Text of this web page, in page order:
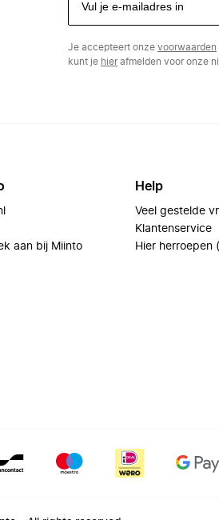
Je accepteert onze voorwaarden
kunt je hierafmelden voor onze
aan bij Miinto
Help
Veel gestelde
Klantenservice
Hier herroepen